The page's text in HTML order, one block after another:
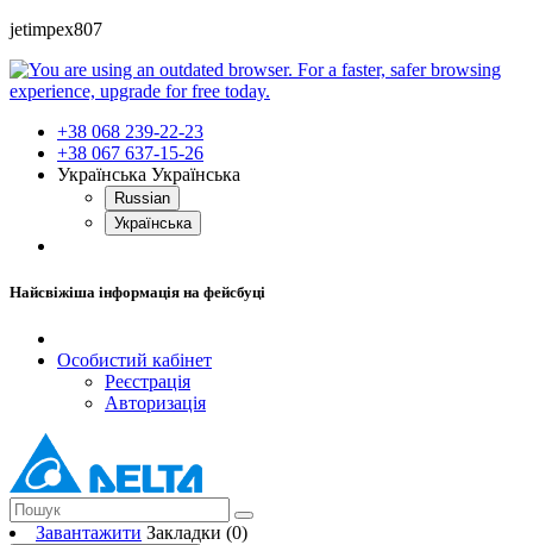
jetimpex807
+38 068 239-22-23
+38 067 637-15-26
Українська Українська
Russian
Українська
Найсвіжіша інформація на фейсбуці
Особистий кабінет
Реєстрація
Авторизація
Завантажити Закладки (0)